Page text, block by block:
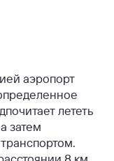
аэропорт
лететь
затем